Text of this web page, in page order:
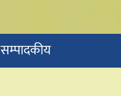
सम्पादकीय